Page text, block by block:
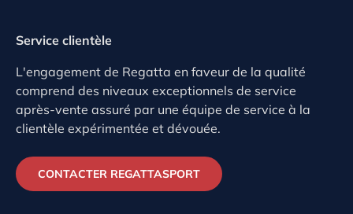
Service clientèle
L'engagement de Regatta en faveur de la qualité
comprend des niveaux exceptionnels de service
après-vente assuré par une équipe de service à la
clientèle expérimentée et dévouée.
CONTACTER REGATTASPORT